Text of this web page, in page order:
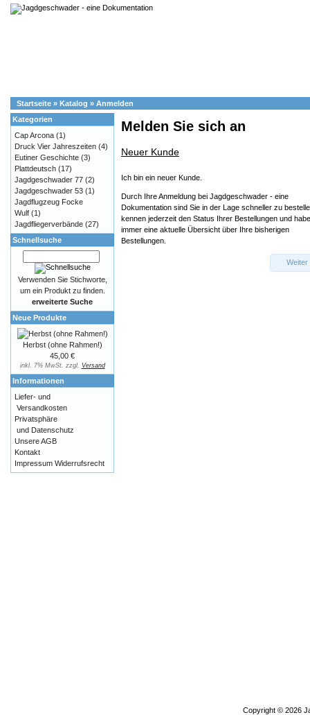
Startseite » Katalog » Anmelden
Melden Sie sich an
Neuer Kunde
Ich bin ein neuer Kunde.
Durch Ihre Anmeldung bei Jagdgeschwader - eine
Dokumentation sind Sie in der Lage schneller zu
kennen jederzeit den Status Ihrer Bestellungen und
immer eine aktuelle Übersicht über Ihre bisherigen
Bestellungen.
Weiter
Kategorien
Cap Arcona (1)
Druck Vier Jahreszeiten (4)
Eutiner Geschichte (3)
Plattdeutsch (17)
Jagdgeschwader 77 (2)
Jagdgeschwader 53 (1)
Jagdflugzeug Focke
Wulf (1)
Jagdfliegerverbände (27)
Schnellsuche
Verwenden Sie Stichworte,
um ein Produkt zu finden.
erweiterte Suche
Neue Produkte
Herbst (ohne Rahmen!)
45,00 €
inkl. 7% MwSt. zzgl. Versand
Informationen
Liefer- und
Versandkosten
Privatsphäre
und Datenschutz
Unsere AGB
Kontakt
Impressum Widerrufsrecht
Copyright © 2026